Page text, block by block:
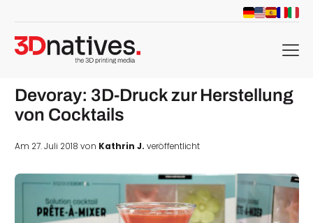
menu
Devoray: 3D-Druck zur Herstellung
von Cocktails
Am 27. Juli 2018 von Kathrin J. veröffentlicht